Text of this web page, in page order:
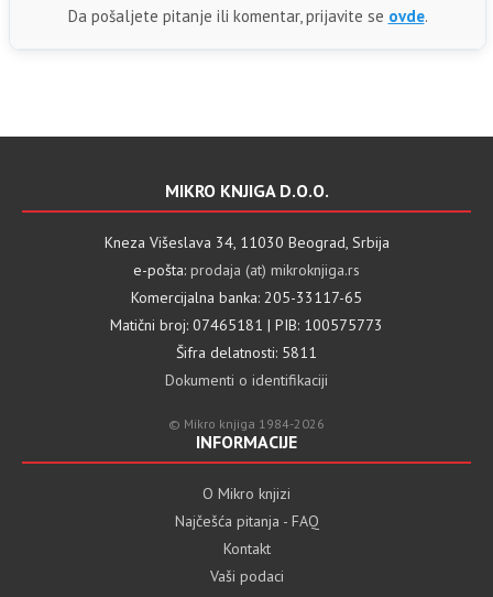
Da pošaljete pitanje ili komentar, prijavite se ovde.
MIKRO KNJIGA D.O.O.
Kneza Višeslava 34, 11030 Beograd, Srbija
e-pošta: prodaja (at) mikroknjiga.rs
Komercijalna banka: 205-33117-65
Matični broj: 07465181 | PIB: 100575773
Šifra delatnosti: 5811
Dokumenti o identifikaciji
© Mikro knjiga 1984-2026
INFORMACIJE
O Mikro knjizi
Najčešća pitanja - FAQ
Kontakt
Vaši podaci